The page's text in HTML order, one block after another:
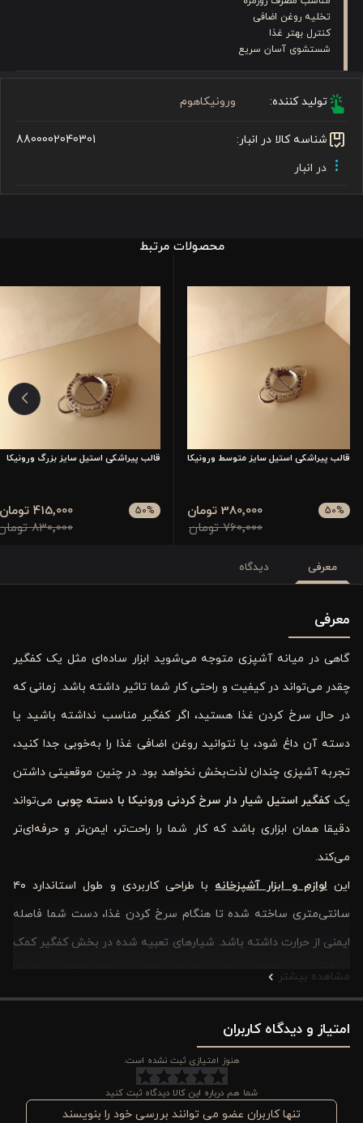
تخلیه روغن اضافی
کنترل بهتر غذا
شستشوی آسان سریع
تولید کننده: ورونیکاهوم
شناسه کالا در انبار:
8800002040301
در انبار
محصولات مرتبط
قالب پیراشکی استیل سایز متوسط ورونیکا
50%
760٬000 تومان
380٬000 تومان
قالب پیراشکی استیل سایز بزرگ ورونیکا
50%
830٬000 تومان
415٬000 تومان
معرفی دیدگاه
معرفی
گاهی در میانه آشپزی متوجه می‌شوید ابزار ساده‌ای مثل یک کفگیر
چقدر می‌تواند در کیفیت و راحتی کار شما تاثیر داشته باشد. زمانی که
در حال سرخ کردن غذا هستید، اگر کفگیر مناسب نداشته باشید یا
دسته آن داغ شود، یا نتوانید روغن اضافی غذا را به‌خوبی جدا کنید،
تجربه آشپزی چندان لذت‌بخش نخواهد بود. در چنین موقعیتی داشتن
یککفگیر استیل شیار دار سرخ کردنی ورونیکا با دسته چوبی می‌تواند
دقیقا همان ابزاری باشد که کار شما را راحت‌تر، ایمن‌تر و حرفه‌ای‌تر
می‌کند.
اینلوازم و ابزار آشپزخانه
با طراحی کاربردی و طول استاندارد ۴۰
سانتی‌متری ساخته شده تا هنگام سرخ کردن غذا، دست شما فاصله
ایمنی از حرارت داشته باشد. شیارهای تعبیه شده در بخش کفگیر کمک
می‌کنند روغن اضافی به‌راحتی از غذا جدا شود و غذا سبک‌تر و سالم‌تر
سرو شود. از طرف دیگر، دسته چوبی آن علاوه بر زیبایی، باعث می‌شود
هنگام کار با تابه‌های داغ، دست شما احساس گرمای کمتری داشته
وقتی صحبت از ابزار آشپزخانه می‌شود، کیفیت و دوام اهمیت زیادی
ورونیکا در طراحی این کفگیر تلاش کرده تا محصولی کاربردی
مشاهده بیشتر
امتیاز و دیدگاه کاربران
هنوز امتیازی ثبت نشده است.
شما هم درباره این کالا دیدگاه ثبت کنید
تنها کاربران عضو می توانند بررسی خود را بنویسند